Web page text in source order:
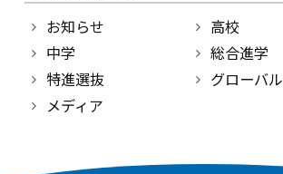
お知らせ
高校
中学
総合進学
特進選抜
グローバル
メディア